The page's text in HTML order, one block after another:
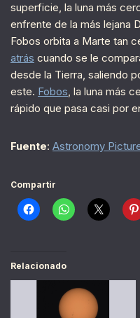
superficie, la luna más
enfrente de la más lejana
Fobos orbita a Marte tan
atrás cuando se le
desde la Tierra, saliendo
este. Fobos, la luna más
rápido que pasa casi por
Fuente: Astronomy
Compartir
Relacionado